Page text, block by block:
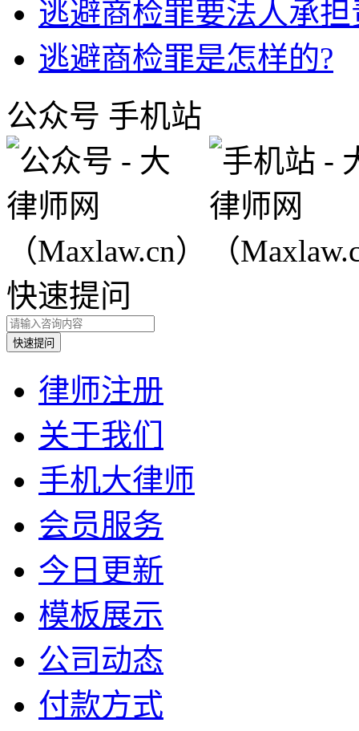
逃避商检罪要法人承担
逃避商检罪是怎样的?
公众号 手机站
快速提问
律师注册
关于我们
手机大律师
会员服务
今日更新
模板展示
公司动态
付款方式